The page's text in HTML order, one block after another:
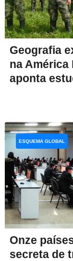
Geografia
na América
aponta
Onze
secreta de
ESQUEMA GLOBAL